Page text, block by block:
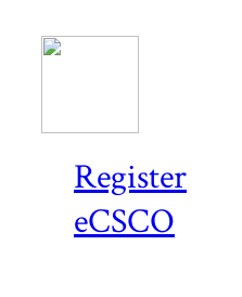
Register
eCSCO